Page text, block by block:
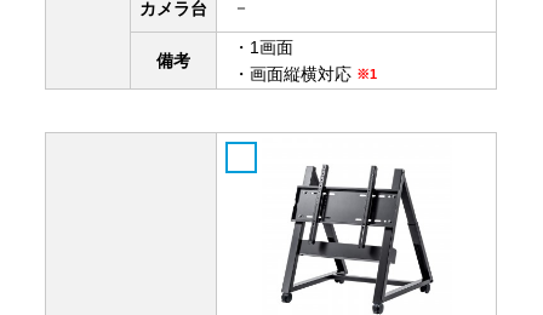
カメラ台 －
備考
・1画面
・画面縦横対応 ※1